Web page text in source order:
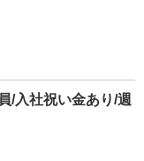
/入社祝い金あり/週